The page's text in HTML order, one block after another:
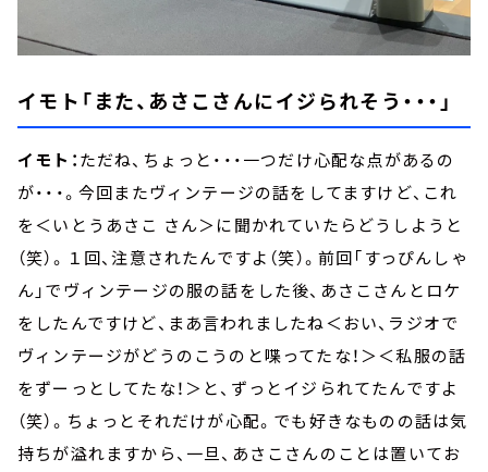
イモト「また、あさこさんにイジられそう・・・」
イモト：ただね、ちょっと・・・一つだけ心配な点があるの
が・・・。今回またヴィンテージの話をしてますけど、これ
を＜いとうあさこ さん＞に聞かれていたらどうしようと
（笑）。１回、注意されたんですよ（笑）。前回「すっぴんしゃ
ん」でヴィンテージの服の話をした後、あさこさんとロケ
をしたんですけど、まあ言われましたね＜おい、ラジオで
ヴィンテージがどうのこうのと喋ってたな！＞＜私服の話
をずーっとしてたな！＞と、ずっとイジられてたんですよ
（笑）。ちょっとそれだけが心配。でも好きなものの話は気
持ちが溢れますから、一旦、あさこさんのことは置いてお